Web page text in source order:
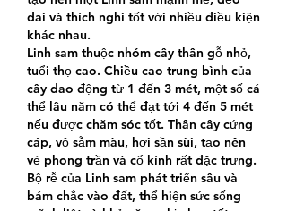
dai và thích nghi tốt với nhiều điều kiện
khác nhau.
Linh sam thuộc nhóm cây thân gỗ nhỏ,
tuổi thọ cao. Chiều cao trung bình của
cây dao động từ 1 đến 3 mét, một số cá
thể lâu năm có thể đạt tới 4 đến 5 mét
nếu được chăm sóc tốt. Thân cây cứng
cáp, vỏ sẫm màu, hơi sần sùi, tạo nên
vẻ phong trần và cổ kính rất đặc trưng.
Bộ rễ của Linh sam phát triển sâu và
bám chắc vào đất, thể hiện sức sống